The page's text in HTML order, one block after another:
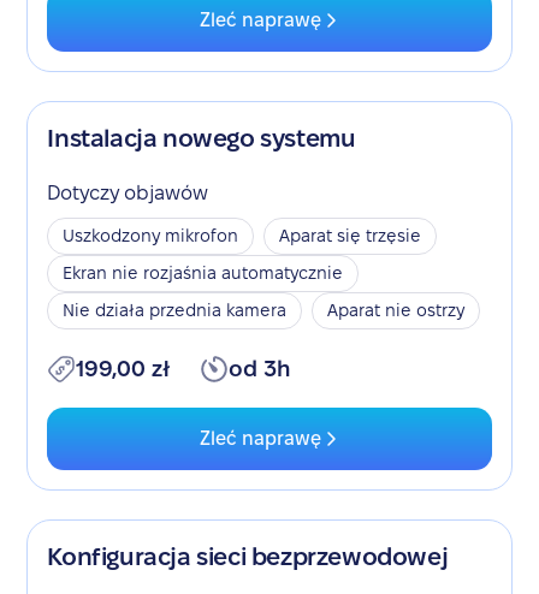
Zleć naprawę
Instalacja nowego systemu
Dotyczy objawów
Uszkodzony mikrofon
Aparat się trzęsie
Ekran nie rozjaśnia automatycznie
Nie działa przednia kamera
Aparat nie ostrzy
199,00 zł od 3h
Zleć naprawę
Konfiguracja sieci bezprzewodowej